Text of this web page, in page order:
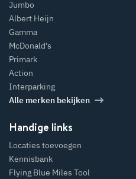
Jumbo
Albert Heijn
Gamma
McDonald's
Primark
Action
Interparking
Alle merken bekijken
Handige links
Locaties toevoegen
Kennisbank
Flying Blue Miles Tool